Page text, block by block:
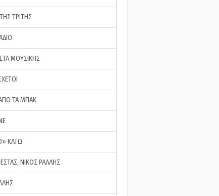
ΤΡΙΤΗΣ
ΜΟΥΣΙΚΗΣ
ΤΑ ΜΠΑΚ
ΚΑΤΩ
ΝΙΚΟΣ ΡΑΛΛΗΣ